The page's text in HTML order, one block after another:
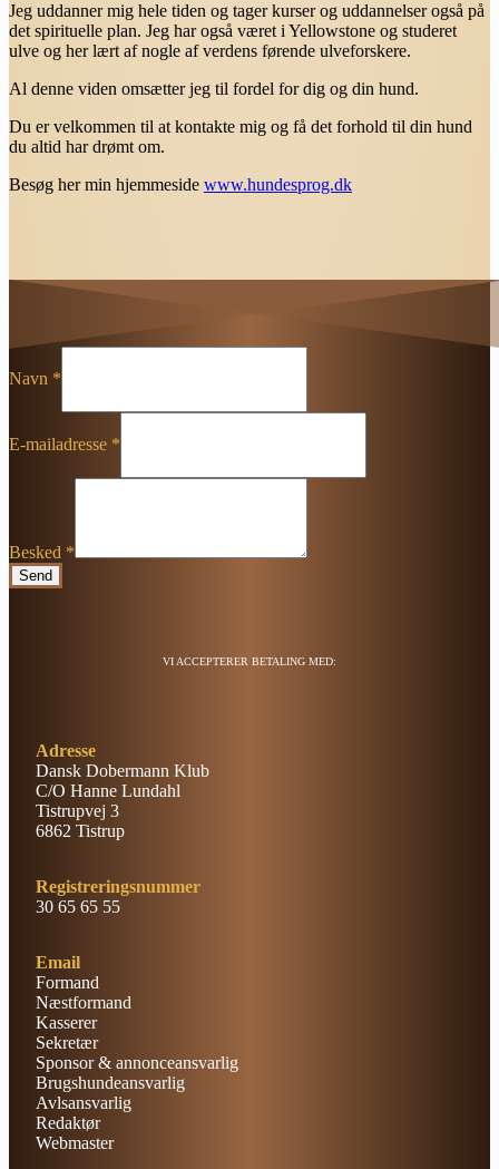
Jeg uddanner mig hele tiden og tager kurser og uddannelser også på
det spirituelle plan. Jeg har også været i Yellowstone og studeret
ulve og her lært af nogle af verdens førende ulveforskere.
Al denne viden omsætter jeg til fordel for dig og din hund.
Du er velkommen til at kontakte mig og få det forhold til din hund
du altid har drømt om.
Besøg her min hjemmeside www.hundesprog.dk
Navn *
E-mailadresse *
Besked *
Send
VI ACCEPTERER BETALING MED:
Adresse
Dansk Dobermann Klub
C/O Hanne Lundahl
Tistrupvej 3
6862 Tistrup
Registreringsnummer
30 65 65 55
Email
Formand
Næstformand
Kasserer
Sekretær
Sponsor & annonceansvarlig
Brugshundeansvarlig
Avlsansvarlig
Redaktør
Webmaster